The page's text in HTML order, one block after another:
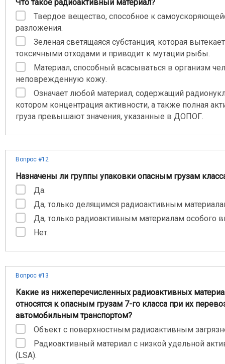
Что такое радиоактивный материал?
Твердое вещество, способное к
разложения.
Зеленая светящаяся субстанция, которая
токсичными отходами и приводит к мутации рыбы.
Материал, способный всасываться в организм
неповрежденную кожу.
Означает любой материал, содержащий
котором концентрация активности, а также полная
груза превышают значения, указанные в ДОПОГ.
Вопрос #12
Назначены ли группы упаковки опасным грузам
Да.
Да, только делящимся радиоактивным
Да, только радиоактивным материалам особого
Нет.
Вопрос #13
Какие из нижеперечисленных радиоактивных
относятся к опасным грузам 7-го класса при их
автомобильным транспортом?
Объект с поверхностным радиоактивным
Радиоактивный материал с низкой удельной
(LSA).